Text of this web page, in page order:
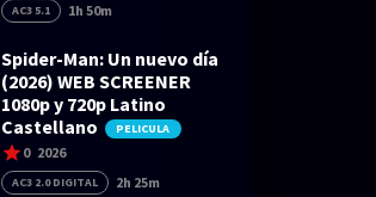
AC3 5.1 1h 50m
Spider-Man: Un nuevo día
(2026) WEB SCREENER
1080p y 720p Latino
Castellano
PELICULA
0 2026
AC3 2.0 DIGITAL 2h 25m